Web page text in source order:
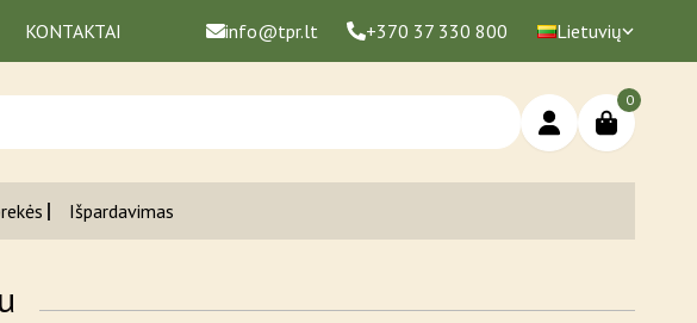
KONTAKTAI info@tpr.lt +370 37 330 800 Lietuvių
0
Išpardavimas